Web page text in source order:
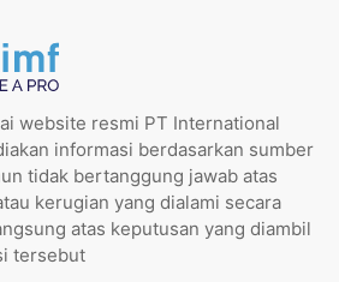
website resmi PT International
informasi berdasarkan sumber
tidak bertanggung jawab atas
kerugian yang dialami secara
atas keputusan yang diambil
tersebut